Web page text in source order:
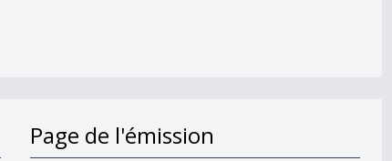
Page de l'émission